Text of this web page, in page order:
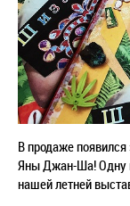
В продаже
Яны Джан-Ша! Одну
нашей летней